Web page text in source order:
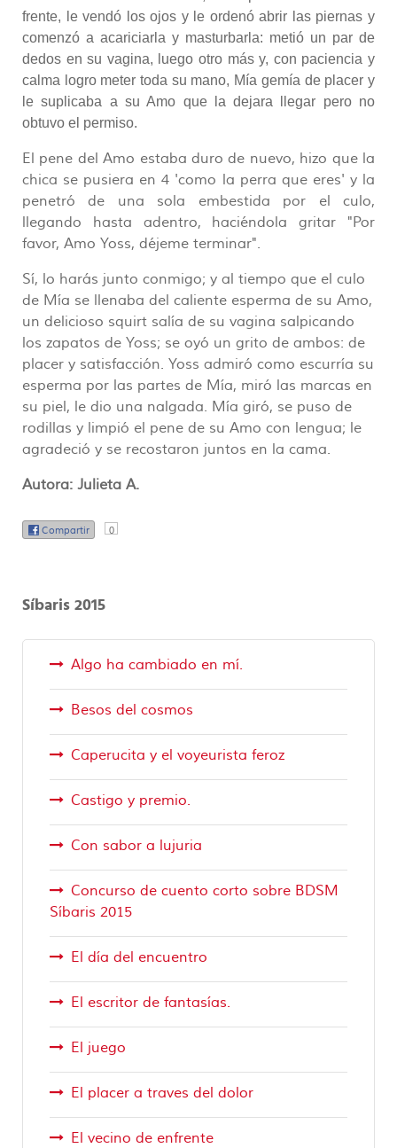
frente, le vendó los ojos y le ordenó abrir las piernas y
comenzó a acariciarla y masturbarla: metió un par de
dedos en su vagina, luego otro más y, con paciencia y
calma logro meter toda su mano, Mía gemía de placer y
le suplicaba a su Amo que la dejara llegar pero no
obtuvo el permiso.
El pene del Amo estaba duro de nuevo, hizo que la
chica se pusiera en 4 'como la perra que eres' y la
penetró de una sola embestida por el culo,
llegando hasta adentro, haciéndola gritar "Por
favor, Amo Yoss, déjeme terminar".
Sí, lo harás junto conmigo; y al tiempo que el culo
de Mía se llenaba del caliente esperma de su Amo,
un delicioso squirt salía de su vagina salpicando
los zapatos de Yoss; se oyó un grito de ambos: de
placer y satisfacción. Yoss admiró como escurría su
esperma por las partes de Mía, miró las marcas en
su piel, le dio una nalgada. Mía giró, se puso de
rodillas y limpió el pene de su Amo con lengua; le
agradeció y se recostaron juntos en la cama.
Autora: Julieta A.
Compartir 0
Síbaris 2015
Algo ha cambiado en mí.
Besos del cosmos
Caperucita y el voyeurista feroz
Castigo y premio.
Con sabor a lujuria
Concurso de cuento corto sobre BDSM
Síbaris 2015
El día del encuentro
El escritor de fantasías.
El juego
El placer a traves del dolor
El vecino de enfrente